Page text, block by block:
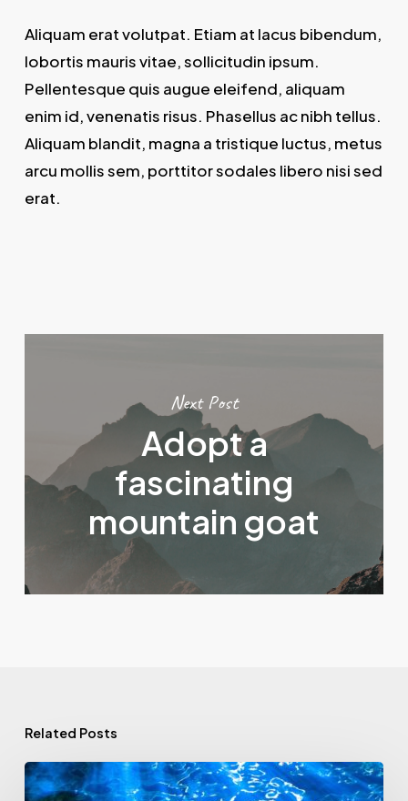
Aliquam erat volutpat. Etiam at lacus bibendum,
lobortis mauris vitae, sollicitudin ipsum.
Pellentesque quis augue eleifend, aliquam
enim id, venenatis risus. Phasellus ac nibh tellus.
Aliquam blandit, magna a tristique luctus, metus
arcu mollis sem, porttitor sodales libero nisi sed
erat.
Next Post
Adopt a
fascinating
mountain goat
Related Posts